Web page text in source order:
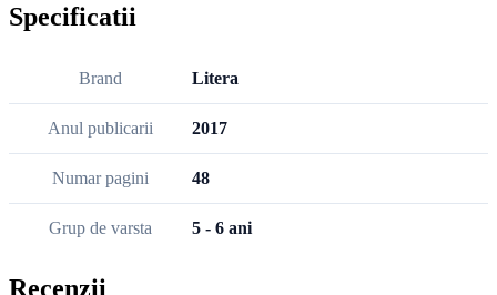
Specificatii
Brand Litera
Anul publicarii 2017
Numar pagini 48
Grup de varsta 5 - 6 ani
Recenzii